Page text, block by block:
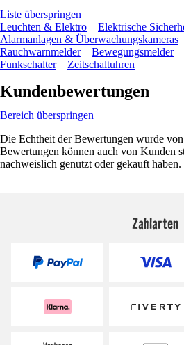
Liste überspringen
Leuchten & Elektro
Elektrische
Alarmanlagen & Überwachungskameras
Rauchwarnmelder
Bewegungsmelder
Funkschalter
Zeitschaltuhren
Kundenbewertungen
Bereich überspringen
Die Echtheit der Bewertungen wurde
Bewertungen können auch von Kunden
nachweislich genutzt oder gekauft haben.
Zahlarten